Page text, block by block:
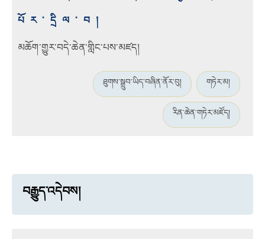
པོར་དྲིལ་བ།
མཆོག་གྱུར་བདེ་ཆེན་གླིང་པས་མཛད།
ཐུགས་སྒྲུབ་ཡིད་བཞིན་ནོར་བུ། གཏེར་མ།
རིན་ཆེན་གཏེར་མཛོད།
བརྒྱུད་འདེབས།